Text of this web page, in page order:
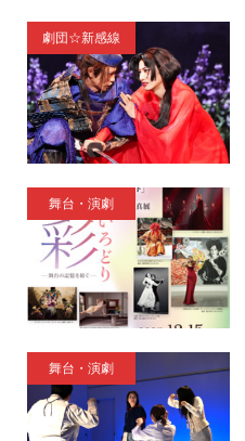
劇団☆新感線
舞台・演劇
舞台・演劇